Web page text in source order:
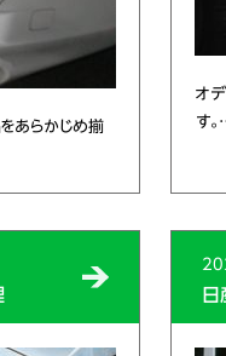
をあらかじめ揃
オ
す
日